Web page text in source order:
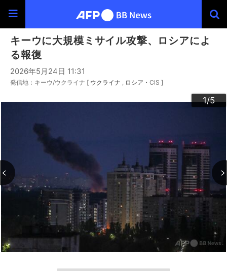
キーウに大規模ミサイル攻撃、ロシアによ
る報復
2026年5月24日 11:31
発信地：キーウ/ウクライナ [ ウクライナ ロシア・CIS ]
1/5
2/5
3/5
4/5
5/5